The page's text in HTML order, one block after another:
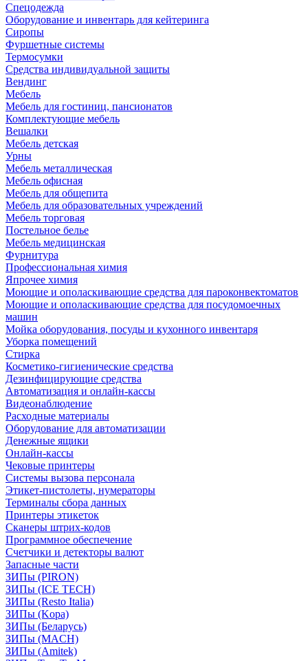
Спецодежда
Оборудование и инвентарь для кейтеринга
Сиропы
Фуршетные системы
Термосумки
Средства индивидуальной защиты
Вендинг
Мебель
Мебель для гостиниц, пансионатов
Комплектующие мебель
Вешалки
Мебель детская
Урны
Мебель металлическая
Мебель офисная
Мебель для общепита
Мебель для образовательных учреждений
Мебель торговая
Постельное белье
Мебель медицинская
Фурнитура
Профессиональная химия
Япрочее химия
Моющие и ополаскивающие средства для пароконвектоматов
Моющие и ополаскивающие средства для посудомоечных
машин
Мойка оборудования, посуды и кухонного инвентаря
Уборка помещений
Стирка
Косметико-гигиенические средства
Дезинфицирующие средства
Автоматизация и онлайн-кассы
Видеонаблюдение
Расходные материалы
Оборудование для автоматизации
Денежные ящики
Онлайн-кассы
Чековые принтеры
Системы вызова персонала
Этикет-пистолеты, нумераторы
Терминалы сбора данных
Принтеры этикеток
Сканеры штрих-кодов
Программное обеспечение
Счетчики и детекторы валют
Запасные части
ЗИПы (PIRON)
ЗИПы (ICE TECH)
ЗИПы (Resto Italia)
ЗИПы (Kopa)
ЗИПы (Беларусь)
ЗИПы (MACH)
ЗИПы (Amitek)